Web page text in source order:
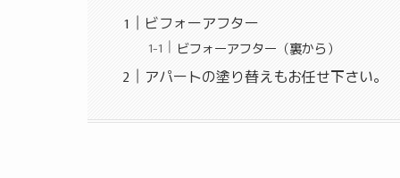
ビフォーアフター
ビフォーアフター（裏から）
アパートの塗り替えもお任せ下さい。